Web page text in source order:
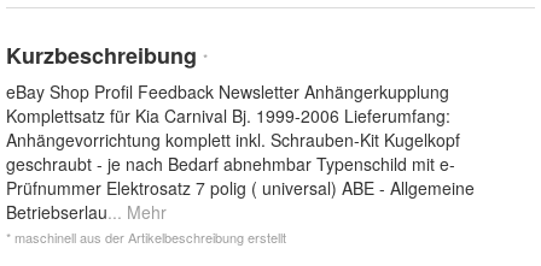
Kurzbeschreibung *
eBay Shop Profil Feedback Newsletter Anhängerkupplung
Komplettsatz für Kia Carnival Bj. 1999-2006 Lieferumfang:
Anhängevorrichtung komplett inkl. Schrauben-Kit Kugelkopf
geschraubt - je nach Bedarf abnehmbar Typenschild mit e-
Prüfnummer Elektrosatz 7 polig ( universal) ABE - Allgemeine
Betriebserlau... Mehr
* maschinell aus der Artikelbeschreibung erstellt